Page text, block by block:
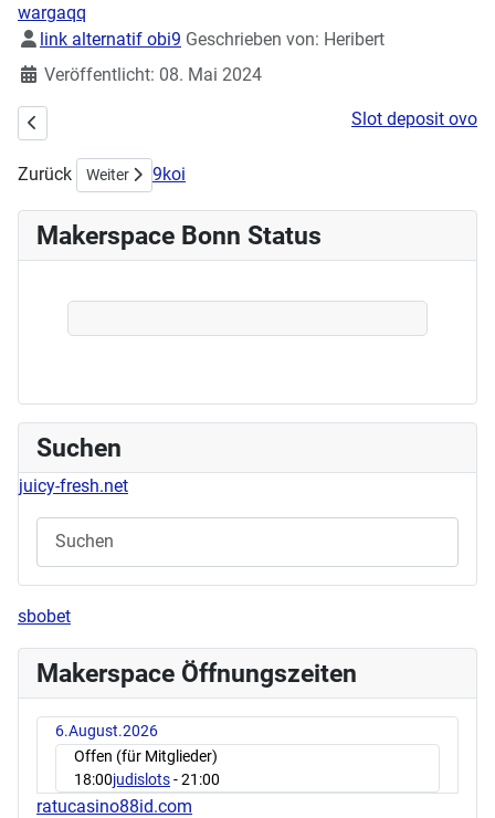
wargaqq
Details
link alternatif obi9 Geschrieben von: Heribert
Veröffentlicht: 08. Mai 2024
Vorheriger Beitrag: Workshop am Sonntag: ShrinkplastikSlot deposit ovo
Zurück Nächster Beitrag: Acrylworkshop am Samstag, den
Weiter 9koi
Makerspace Bonn Status
Suchen
juicy-fresh.net
sbobet
Makerspace Öffnungszeiten
6.August.2026
Offen (für Mitglieder)
18:00judislots- 21:00
ratucasino88id.com